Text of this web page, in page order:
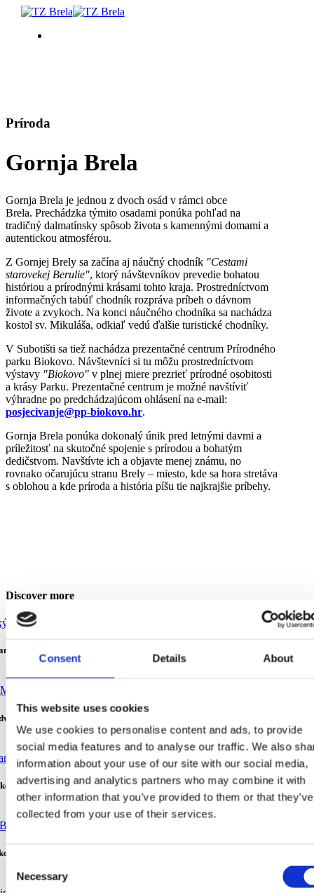
Consent Details About
This website uses cookies
We use cookies to personalise content and ads, to provide
social media features and to analyse our traffic. We also
information about your use of our site with our social media,
advertising and analytics partners who may combine it with
other information that you’ve provided to them or that they’ve
collected from your use of their services.
Selection
Necessary
UBYTOVANIE
PROGRAM PODUJATÍ
INFO
Trg Alojzija Stepinca 10, 21322 Brela
+385 21 618 455
info@brela.hr
Príroda
Gornja Brela
Gornja Brela je jednou z dvoch osád v rámci obce
Brela. Prechádzka týmito osadami ponúka pohľad na
tradičný dalmatínsky spôsob života s kamennými domami a
autentickou atmosférou.
Z Gornjej Brely sa začína aj náučný chodník "Cestami
starovekej Berulie", ktorý návštevníkov prevedie bohatou
históriou a prírodnými krásami tohto kraja. Prostredníctvom
informačných tabúľ chodník rozpráva príbeh o dávnom
živote a zvykoch. Na konci náučného chodníka sa nachádza
kostol sv. Mikuláša, odkiaľ vedú ďalšie turistické chodníky.
V Subotišti sa tiež nachádza prezentačné centrum Prírodného
parku Biokovo. Návštevníci si tu môžu prostredníctvom
výstavy "Biokovo" v plnej miere prezrieť prírodné osobitosti
a krásy Parku. Prezentačné centrum je možné navštíviť
výhradne po predchádzajúcom ohlásení na e-mail:
posjecivanje@pp-biokovo.hr.
Gornja Brela ponúka dokonalý únik pred letnými davmi a
príležitosť na skutočné spojenie s prírodou a bohatým
dedičstvom. Navštívte ich a objavte menej známu, no
rovnako očarujúcu stranu Brely – miesto, kde sa hora stretáva
s oblohou a kde príroda a história píšu tie najkrajšie príbehy.
Discover more
– symbol Brely
sa hory stretávajú s morom